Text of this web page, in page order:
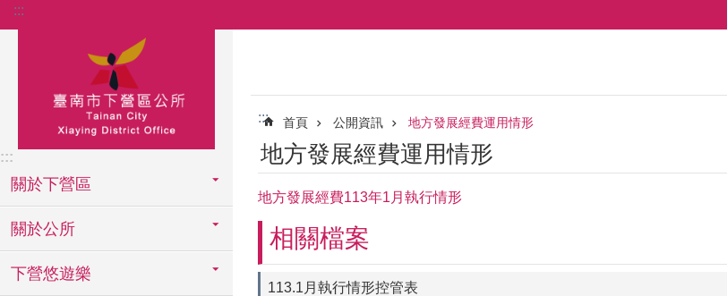
跳到主要內容區塊
:::
:::
關於下營區
關於公所
下營悠遊樂
::: 首頁 公開資訊 地方發展經費運用情形
地方發展經費運用情形
地方發展經費113年1月執行情形
相關檔案
113.1月執行情形控管表